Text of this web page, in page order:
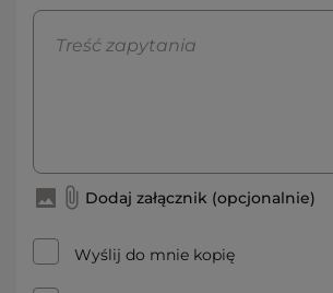
Dodaj załącznik (opcjonalnie)
Wyślij do mnie kopię